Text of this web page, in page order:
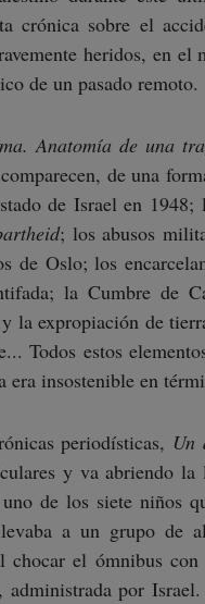
crónica sobre el
heridos, en el
de un pasado remoto.
Anatomía de una
de una
de Israel en 1948;
; los abusos
de Oslo; los
la Cumbre de
la expropiación de
Todos estos
era insostenible en
periodísticas, Un
y va abriendo
de los siete niños
a un grupo de
chocar el ómnibus
administrada por